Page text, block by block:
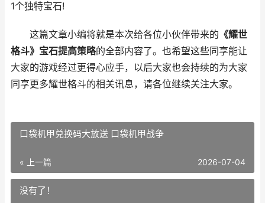
1个独特宝石!
这篇文章小编将就是本次给各位小伙伴带来的 《耀世
格斗》宝石提高策略的全部内容了。也希望这些同享能让
大家的游戏经过更得心应手，以后大家也会持续的为大家
同享更多耀世格斗的相关讯息，请各位继续关注大家。
口袋机甲兑换码大放送 口袋机甲战争
« 上一篇 2026-07-04
没有了！